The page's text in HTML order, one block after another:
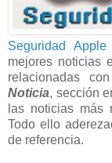
Seguridad Apple
mejores noticias
relacionadas
Noticia, sección
las noticias más
Todo ello
de referencia.